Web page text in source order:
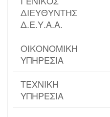
ΔΙΕΥΘΥΝΤΗΣ
Δ.Ε.Υ.Α.Α.
ΟΙΚΟΝΟΜΙΚΗ
ΥΠΗΡΕΣΙΑ
ΤΕΧΝΙΚΗ
ΥΠΗΡΕΣΙΑ